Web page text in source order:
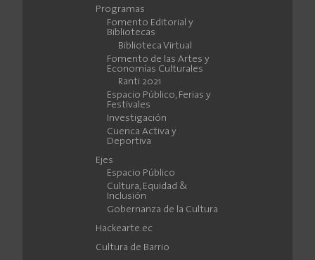
Programas
Fomento Editorial y
Bibliotecas
Biblioteca Virtual
Fomento de las Artes y
Economías Culturales
Ranti 2021
Espacio Público, Ferias y
Festivales
Investigación
Cuenca Activa y
Deportiva
Ejes
Espacio Público
Cultura, Equidad &
Inclusión
Gobernanza de la Cultura
Hackearte.ec
Cultura de Barrio